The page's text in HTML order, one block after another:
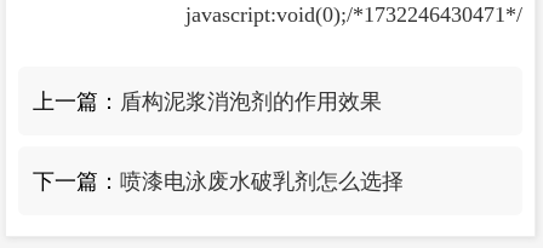
javascript:void(0);/*1732246430471*/
上一篇： 盾构泥浆消泡剂的作用效果
下一篇：喷漆电泳废水破乳剂怎么选择